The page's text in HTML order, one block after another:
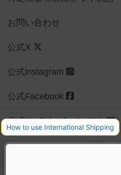
お問い合わせ
公式X
公式instagram
公式Facebook
公式YouTubeチャンネル
Copyright